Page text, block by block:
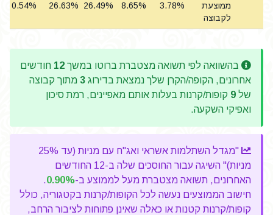
ממוצעת
לקבוצה
3.78%
8.65%
26.49%
26.63%
0.54%
בהשוואה לפי תשואה מצטברת ברוטו במשך 12 חודשים
אחרונים, הקופה/הקרן שלך נמצאת בדירוג 3 מתוך קבוצה
של 9 קופות/קרנות בעלות אותם מאפיינים, רמת סיכון
ואפיקי השקעה.
"מגדל השתלמות אשראי ואג"ח עם מניות (עד 25%
מניות)" השיגה עבור החוסכים שלה ב-12 החודשים
האחרונים, תשואה מצטברת מעל לממוצע ב-0.90%
.
חישוב הממוצעים נעשה לכל הקופות/קרנות בקטגוריה, כולל
קופות/קרנות קטנות או כאלה שאינן פתוחות לציבור הרחב,